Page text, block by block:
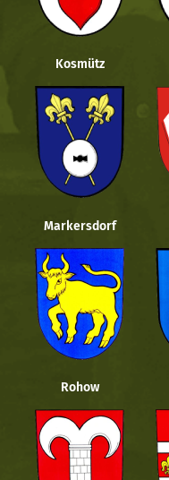
Kosmütz
Markersdorf
Rohow